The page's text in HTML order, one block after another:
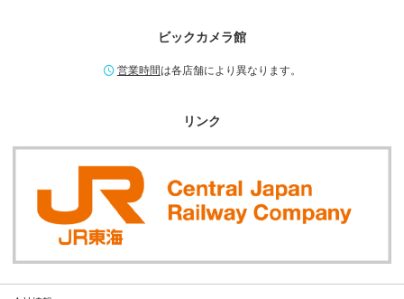
ビックカメラ館
営業時間は各店舗により異なります。
リンク